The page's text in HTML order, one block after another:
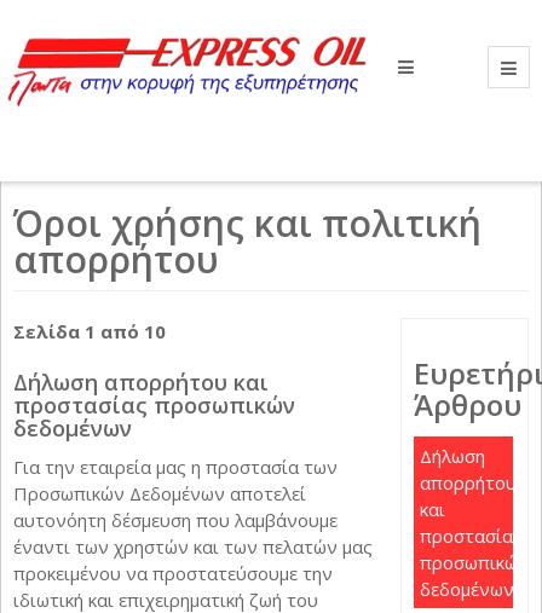
Βρίσκεστε εδώ:
Όροι χρήσης και πολιτική
απορρήτου
Άρθρου
Δήλωση
απορρήτου
και
προστασίας
προσωπικών
δεδομένων
Σελίδα 1 από 10
Δήλωση απορρήτου και
προστασίας προσωπικών
δεδομένων
Για την εταιρεία μας η προστασία των
Προσωπικών Δεδομένων αποτελεί
αυτονόητη δέσμευση που λαμβάνουμε
έναντι των χρηστών και των πελατών μας
προκειμένου να προστατεύσουμε την
ιδιωτική και επιχειρηματική ζωή του